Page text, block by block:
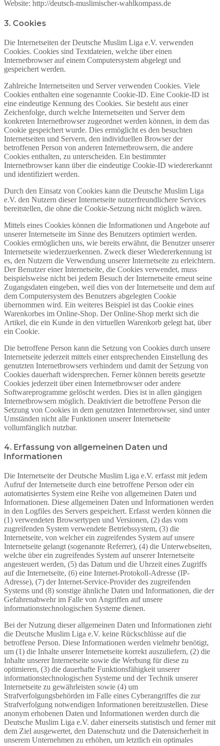
Website: http://deutsch-muslimischer-wahlkompass.de
3. Cookies
Die Internetseiten der Deutsche Muslim Liga e.V. verwenden
Cookies. Cookies sind Textdateien, welche über einen
Internetbrowser auf einem Computersystem abgelegt und
gespeichert werden.
Zahlreiche Internetseiten und Server verwenden Cookies. Viele
Cookies enthalten eine sogenannte Cookie-ID. Eine Cookie-ID ist
eine eindeutige Kennung des Cookies. Sie besteht aus einer
Zeichenfolge, durch welche Internetseiten und Server dem
konkreten Internetbrowser zugeordnet werden können, in dem das
Cookie gespeichert wurde. Dies ermöglicht es den besuchten
Internetseiten und Servern, den individuellen Browser der
betroffenen Person von anderen Internetbrowsern, die andere
Cookies enthalten, zu unterscheiden. Ein bestimmter
Internetbrowser kann über die eindeutige Cookie-ID wiedererkannt
und identifiziert werden.
Durch den Einsatz von Cookies kann die Deutsche Muslim Liga
e.V. den Nutzern dieser Internetseite nutzerfreundlichere Services
bereitstellen, die ohne die Cookie-Setzung nicht möglich wären.
Mittels eines Cookies können die Informationen und Angebote auf
unserer Internetseite im Sinne des Benutzers optimiert werden.
Cookies ermöglichen uns, wie bereits erwähnt, die Benutzer unserer
Internetseite wiederzuerkennen. Zweck dieser Wiedererkennung ist
es, den Nutzern die Verwendung unserer Internetseite zu erleichtern.
Der Benutzer einer Internetseite, die Cookies verwendet, muss
beispielsweise nicht bei jedem Besuch der Internetseite erneut seine
Zugangsdaten eingeben, weil dies von der Internetseite und dem auf
dem Computersystem des Benutzers abgelegten Cookie
übernommen wird. Ein weiteres Beispiel ist das Cookie eines
Warenkorbes im Online-Shop. Der Online-Shop merkt sich die
Artikel, die ein Kunde in den virtuellen Warenkorb gelegt hat, über
ein Cookie.
Die betroffene Person kann die Setzung von Cookies durch unsere
Internetseite jederzeit mittels einer entsprechenden Einstellung des
genutzten Internetbrowsers verhindern und damit der Setzung von
Cookies dauerhaft widersprechen. Ferner können bereits gesetzte
Cookies jederzeit über einen Internetbrowser oder andere
Softwareprogramme gelöscht werden. Dies ist in allen gängigen
Internetbrowsern möglich. Deaktiviert die betroffene Person die
Setzung von Cookies in dem genutzten Internetbrowser, sind unter
Umständen nicht alle Funktionen unserer Internetseite
vollumfänglich nutzbar.
4. Erfassung von allgemeinen Daten und
Informationen
Die Internetseite der Deutsche Muslim Liga e.V. erfasst mit jedem
Aufruf der Internetseite durch eine betroffene Person oder ein
automatisiertes System eine Reihe von allgemeinen Daten und
Informationen. Diese allgemeinen Daten und Informationen werden
in den Logfiles des Servers gespeichert. Erfasst werden können die
(1) verwendeten Browsertypen und Versionen, (2) das vom
zugreifenden System verwendete Betriebssystem, (3) die
Internetseite, von welcher ein zugreifendes System auf unsere
Internetseite gelangt (sogenannte Referrer), (4) die Unterwebseiten,
welche über ein zugreifendes System auf unserer Internetseite
angesteuert werden, (5) das Datum und die Uhrzeit eines Zugriffs
auf die Internetseite, (6) eine Internet-Protokoll-Adresse (IP-
Adresse), (7) der Internet-Service-Provider des zugreifenden
Systems und (8) sonstige ähnliche Daten und Informationen, die der
Gefahrenabwehr im Falle von Angriffen auf unsere
informationstechnologischen Systeme dienen.
Bei der Nutzung dieser allgemeinen Daten und Informationen zieht
die Deutsche Muslim Liga e.V. keine Rückschlüsse auf die
betroffene Person. Diese Informationen werden vielmehr benötigt,
um (1) die Inhalte unserer Internetseite korrekt auszuliefern, (2) die
Inhalte unserer Internetseite sowie die Werbung für diese zu
optimieren, (3) die dauerhafte Funktionsfähigkeit unserer
informationstechnologischen Systeme und der Technik unserer
Internetseite zu gewährleisten sowie (4) um
Strafverfolgungsbehörden im Falle eines Cyberangriffes die zur
Strafverfolgung notwendigen Informationen bereitzustellen. Diese
anonym erhobenen Daten und Informationen werden durch die
Deutsche Muslim Liga e.V. daher einerseits statistisch und ferner mit
dem Ziel ausgewertet, den Datenschutz und die Datensicherheit in
unserem Unternehmen zu erhöhen, um letztlich ein optimales